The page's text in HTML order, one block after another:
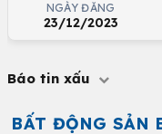
NGÀY ĐĂNG
23/12/2023
Báo tin xấu
BẤT ĐỘNG SẢN